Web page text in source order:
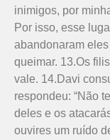
inimigos, por
Por isso, esse
abandonaram
queimar. 13.Os
vale. 14.Davi
respondeu: “Não
deles e os
ouvires um ruído